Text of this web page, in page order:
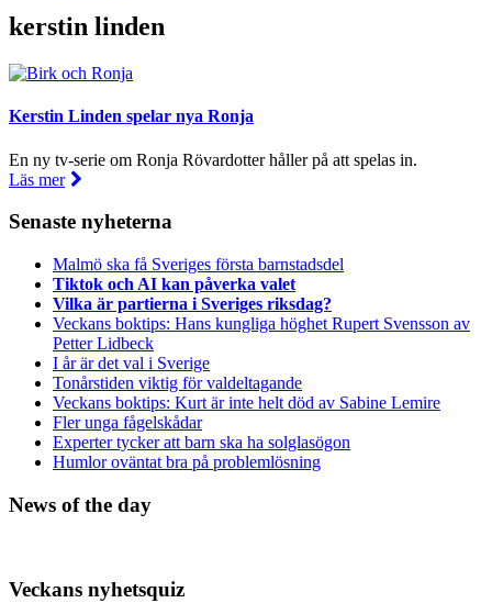
kerstin linden
Kerstin Linden spelar nya Ronja
En ny tv-serie om Ronja Rövardotter håller på att spelas in.
Läs mer
Senaste nyheterna
Malmö ska få Sveriges första barnstadsdel
Tiktok och AI kan påverka valet
Vilka är partierna i Sveriges riksdag?
Veckans boktips: Hans kungliga höghet Rupert Svensson av
Petter Lidbeck
I år är det val i Sverige
Tonårstiden viktig för valdeltagande
Veckans boktips: Kurt är inte helt död av Sabine Lemire
Fler unga fågelskådar
Experter tycker att barn ska ha solglasögon
Humlor oväntat bra på problemlösning
News of the day
Veckans nyhetsquiz